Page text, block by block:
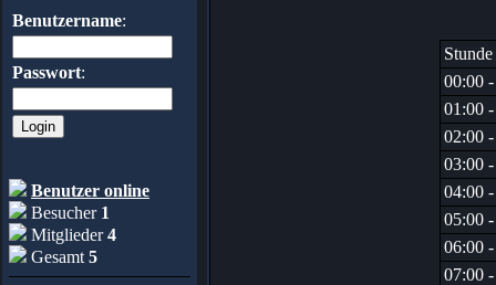
Benutzername:
Passwort:
Benutzer online
Besucher 1
Mitglieder4
Gesamt 5
Stunde
00:00
01:00
02:00
03:00
04:00
05:00
06:00
07:00